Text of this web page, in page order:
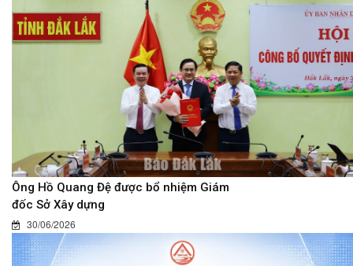
Ông Hồ Quang Đệ được bổ nhiệm Giám
đốc Sở Xây dựng
30/06/2026